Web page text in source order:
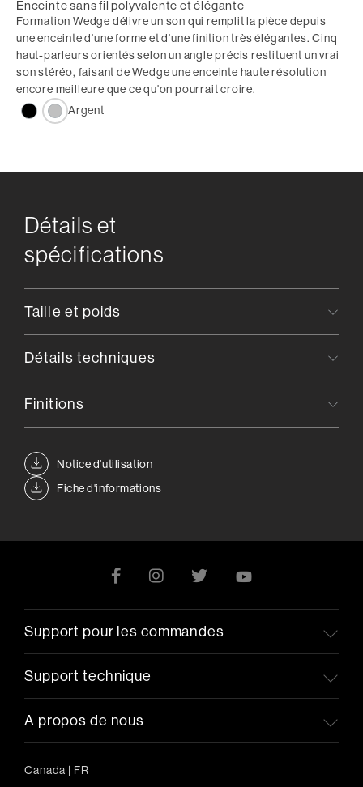
Enceinte sans fil polyvalente et élégante
Formation Wedge délivre un son qui remplit la pièce depuis
une enceinte d'une forme et d'une finition très élégantes. Cinq
haut-parleurs orientés selon un angle précis restituent un vrai
son stéréo, faisant de Wedge une enceinte haute résolution
encore meilleure que ce qu'on pourrait croire.
Argent
Détails et
spécifications
Notice d’utilisation
Fiche d'informations
Taille et poids
Détails techniques
Finitions
Support pour les commandes
Support technique
A propos de nous
Canada | FR